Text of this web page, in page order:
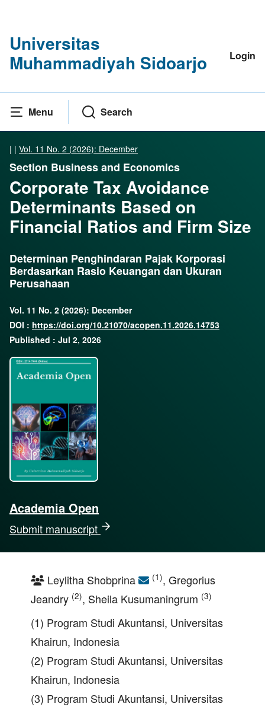
Universitas
Muhammadiyah Sidoarjo
Login
Menu Search
| | Vol. 11 No. 2 (2026): December
Academia Open
Submit manuscript
Section Business and Economics
Corporate Tax Avoidance
Determinants Based on
Financial Ratios and Firm Size
Determinan Penghindaran Pajak Korporasi
Berdasarkan Rasio Keuangan dan Ukuran
Perusahaan
Vol. 11 No. 2 (2026): December
DOI : https://doi.org/10.21070/acopen.11.2026.14753
Published : Jul 2, 2026
Leylitha Shobprina (1), Gregorius
Jeandry (2), Sheila Kusumaningrum (3)
(1) Program Studi Akuntansi, Universitas
Khairun, Indonesia
(2) Program Studi Akuntansi, Universitas
Khairun, Indonesia
(3) Program Studi Akuntansi, Universitas